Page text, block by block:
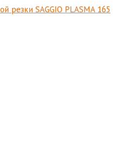
резки SAGGIO PLASMA 165